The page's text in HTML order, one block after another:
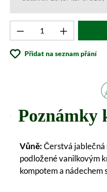
Produkt počet:
Přidat na seznam přání
Poznámky
Vůně:Čerstvá jablečná
podložené vanilkovým
kompotem a nádechem